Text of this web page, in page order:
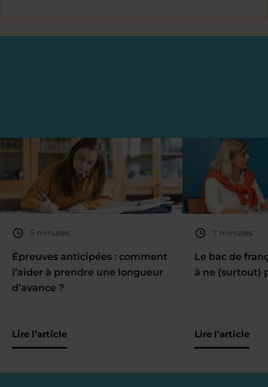
5 minutes
Épreuves anticipées : comment
l’aider à prendre une longueur
d’avance ?
Lire l’article
7 minutes
Le bac de
à ne (surtout)
Lire l’article